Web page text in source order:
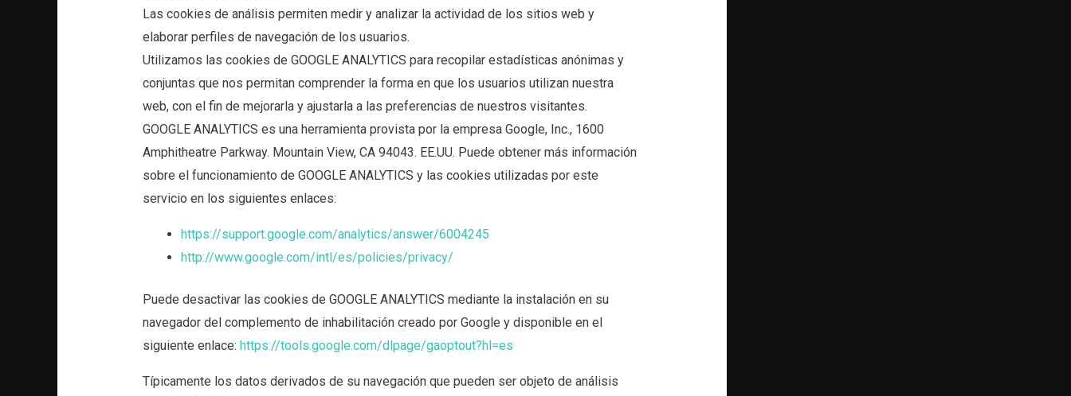
Las cookies de análisis permiten medir y analizar la actividad de los sitios web y
elaborar perfiles de navegación de los usuarios.
Utilizamos las cookies de GOOGLE ANALYTICS para recopilar estadísticas anónimas y
conjuntas que nos permitan comprender la forma en que los usuarios utilizan nuestra
web, con el fin de mejorarla y ajustarla a las preferencias de nuestros visitantes.
GOOGLE ANALYTICS es una herramienta provista por la empresa Google, Inc., 1600
Amphitheatre Parkway. Mountain View, CA 94043. EE.UU. Puede obtener más información
sobre el funcionamiento de GOOGLE ANALYTICS y las cookies utilizadas por este
servicio en los siguientes enlaces:
https://support.google.com/analytics/answer/6004245
http://www.google.com/intl/es/policies/privacy/
Puede desactivar las cookies de GOOGLE ANALYTICS mediante la instalación en su
navegador del complemento de inhabilitación creado por Google y disponible en el
siguiente enlace: https://tools.google.com/dlpage/gaoptout?hl=es
Típicamente los datos derivados de su navegación que pueden ser objeto de análisis